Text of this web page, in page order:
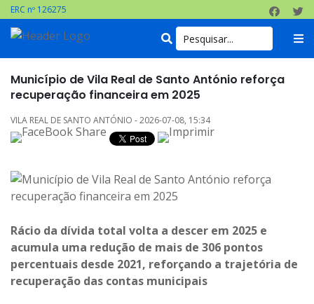
ERC nº 126275
Município de Vila Real de Santo António reforça
recuperação financeira em 2025
VILA REAL DE SANTO ANTÓNIO - 2026-07-08, 15:34
Rácio da dívida total volta a descer em 2025 e
acumula uma redução de mais de 306 pontos
percentuais desde 2021, reforçando a trajetória de
recuperação das contas municipais